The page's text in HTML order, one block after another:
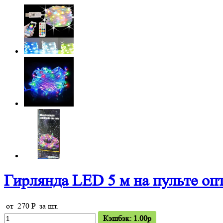
Гирлянда LED 5 м на пульте
от 270 Pза шт.
Кэшбэк: 1.00p